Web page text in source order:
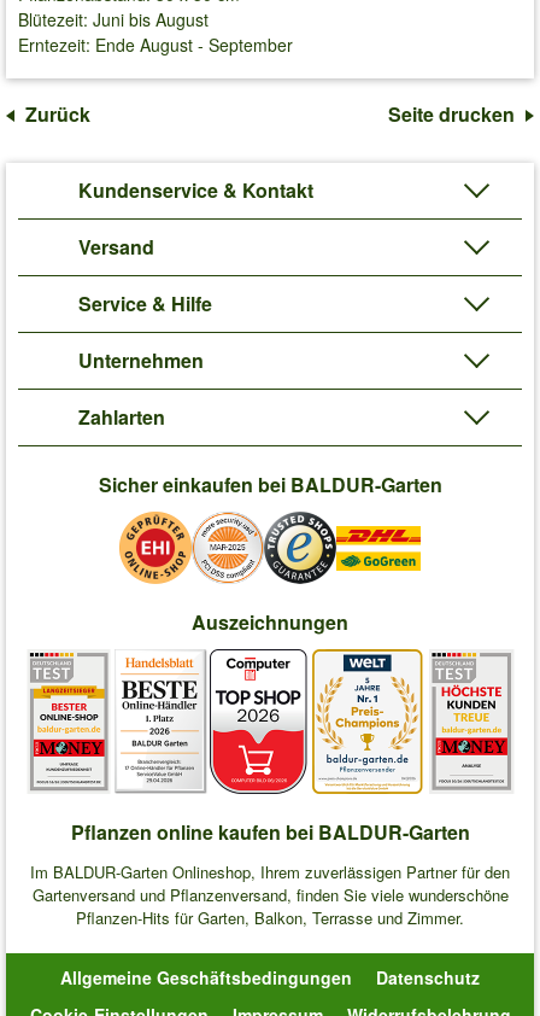
Blütezeit: Juni bis August
Erntezeit: Ende August - September
Zurück Seite drucken
Kundenservice & Kontakt
Versand
Service & Hilfe
Unternehmen
Zahlarten
Sicher einkaufen bei BALDUR-Garten
Auszeichnungen
Pflanzen online kaufen bei BALDUR-Garten
Im BALDUR-Garten Onlineshop, Ihrem zuverlässigen Partner für den
Gartenversand und Pflanzenversand, finden Sie viele wunderschöne
Pflanzen-Hits für Garten, Balkon, Terrasse und Zimmer.
Allgemeine Geschäftsbedingungen
Datenschutz